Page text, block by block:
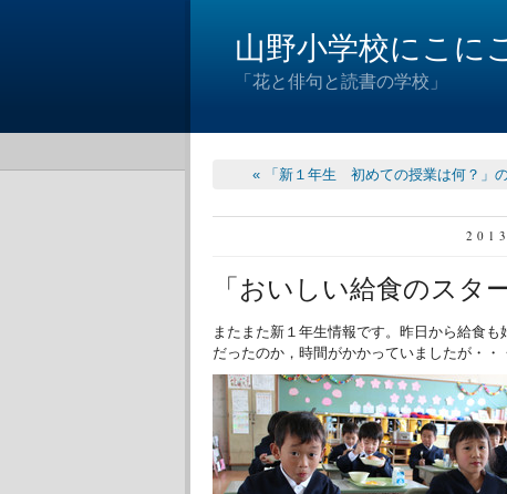
山野小学校にこに
「花と俳句と読書の学校」
« 「新１年生 初めての授業は何？」
「おいしい給食のスタ
またまた新１年生情報です。昨日から給食
だったのか，時間がかかっていましたが・・